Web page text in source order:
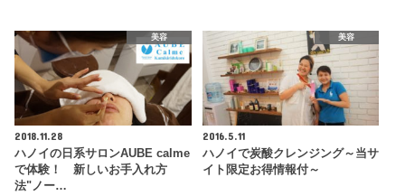
美容
2018.11.28
ハノイの日系サロンAUBE calme
で体験！ 新しいお手入れ方
法"ノー…
美容
2016.5.11
ハノイで炭酸クレンジング～当サ
イト限定お得情報付～